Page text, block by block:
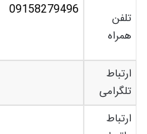
تلفن
همراه
09158279496
ارتباط
تلگرامی
ارتباط